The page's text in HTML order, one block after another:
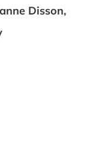
Disson,